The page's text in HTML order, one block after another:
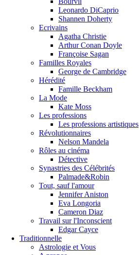
Leonardo DiCaprio
Shannen Doherty
Ecrivains
Agatha Christie
Arthur Conan Doyle
Françoise Sagan
Familles Royales
George de Cambridge
Hérédité
Famille Beckham
La Mode
Kate Moss
Les professions
Les professions artistiques
Révolutionnaires
Nelson Mandela
Rôles au cinéma
Détective
Synastries des Célébrités
Palmade&Robin
Tout, sauf l'amour
Jennifer Aniston
Eva Longoria
Cameron Diaz
Travail sur l'Inconscient
Edgar Cayce
Traditionnelle
Astrologie et Vous